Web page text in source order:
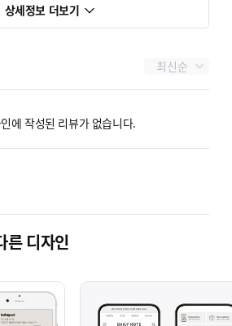
상세정보 더보기
최신순
에 작성된 리뷰가 없습니다.
른 디자인